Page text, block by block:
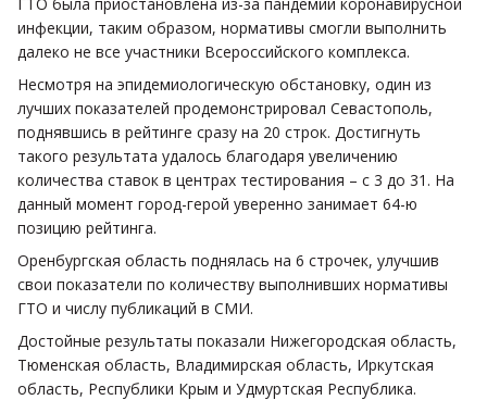
инфекции, таким образом, нормативы смогли выполнить
далеко не все участники Всероссийского комплекса.
Несмотря на эпидемиологическую обстановку, один из
лучших показателей продемонстрировал Севастополь,
поднявшись в рейтинге сразу на 20 строк. Достигнуть
такого результата удалось благодаря увеличению
количества ставок в центрах тестирования – с 3 до 31. На
данный момент город-герой уверенно занимает 64-ю
позицию рейтинга.
Оренбургская область поднялась на 6 строчек, улучшив
свои показатели по количеству выполнивших нормативы
ГТО и числу публикаций в СМИ.
Достойные результаты показали Нижегородская область,
Тюменская область, Владимирская область, Иркутская
область, Республики Крым и Удмуртская Республика.